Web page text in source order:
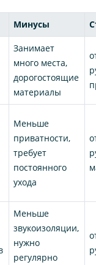
Минусы
Занимает
много места,
дорогостоящие
материалы
Меньше
приватности,
требует
постоянного
ухода
Меньше
звукоизоляции,
нужно
регулярно